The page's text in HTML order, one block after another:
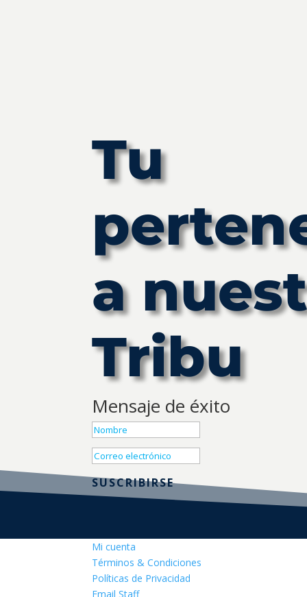
Tu
a
Tribu
Mensaje de éxito
SUSCRIBIRSE
Mi cuenta
Términos & Condiciones
Políticas de Privacidad
Email Staff